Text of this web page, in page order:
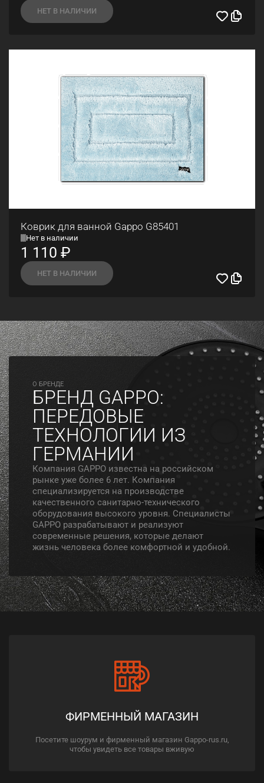
НЕТ В НАЛИЧИИ
Коврик для ванной Gappo G85401
Нет в наличии
1 110 ₽
НЕТ В НАЛИЧИИ
O БРЕНДЕ
БРЕНД GAPPO:
ПЕРЕДОВЫЕ
ТЕХНОЛОГИИ ИЗ
ГЕРМАНИИ
Компания GAPPO известна на российском
рынке уже более 6 лет. Компания
специализируется на производстве
качественного санитарно-технического
оборудования высокого уровня. Специалисты
GAPPO разрабатывают и реализуют
современные решения, которые делают
жизнь человека более комфортной и удобной.
ФИРМЕННЫЙ МАГАЗИН
Посетите шоурум и фирменный магазин Gappo-rus.ru,
чтобы увидеть все товары вживую